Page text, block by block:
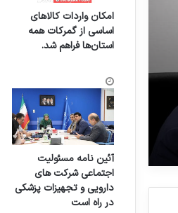
امکان واردات کالاهای
اساسی از گمرکات همه
استان‌ها فراهم شد.
آئین نامه مسئولیت
اجتماعی شرکت های
دارویی و تجهیزات پزشکی
در راه است